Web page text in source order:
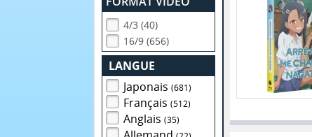
4/3 (40)
16/9 (656)
LANGUE
Japonais(681)
Français(512)
Anglais(35)